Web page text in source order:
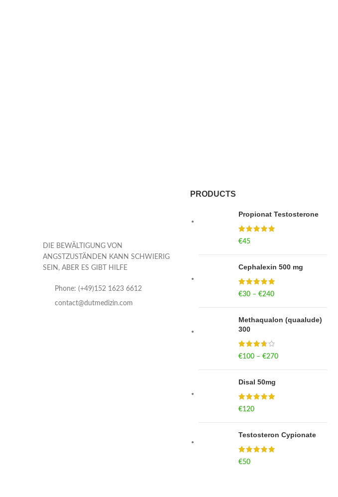
DIE BEWÄLTIGUNG VON
ANGSTZUSTÄNDEN KANN SCHWIERIG
SEIN, ABER ES GIBT HILFE
Phone: (+49)152 1623 6612
contact@dutmedizin.com
PRODUCTS
Propionat Testosterone
€45
Cephalexin 500 mg
€30 – €240Price range: €30
Methaqualon (quaalude)
300
€100 – €270Price range: €100
Disal 50mg
€120
Testosteron Cypionate
€50